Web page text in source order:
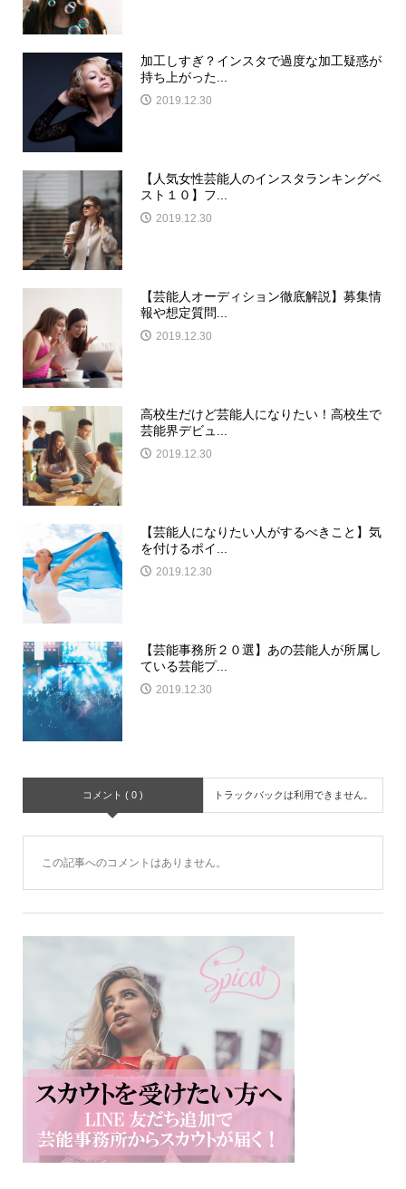
加工しすぎ？インスタで過度な加工疑惑が
持ち上がった...
2019.12.30
【人気女性芸能人のインスタランキングベ
スト１０】フ...
2019.12.30
【芸能人オーディション徹底解説】募集情
報や想定質問...
2019.12.30
高校生だけど芸能人になりたい！高校生で
芸能界デビュ...
2019.12.30
【芸能人になりたい人がするべきこと】気
を付けるポイ...
2019.12.30
【芸能事務所２０選】あの芸能人が所属し
ている芸能プ...
2019.12.30
コメント ( 0 ) トラックバックは利用できません。
この記事へのコメントはありません。